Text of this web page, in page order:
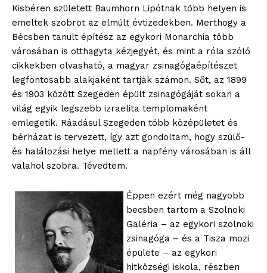
Kisbéren született Baumhorn Lipótnak több helyen is
emeltek szobrot az elmúlt évtizedekben. Merthogy a
Bécsben tanult építész az egykori Monarchia több
városában is otthagyta kézjegyét, és mint a róla szóló
cikkekben olvasható, a magyar zsinagógaépítészet
legfontosabb alakjaként tartják számon. Sőt, az 1899
és 1903 között Szegeden épült zsinagógáját sokan a
világ egyik legszebb izraelita templomaként
emlegetik. Ráadásul Szegeden több középületet és
bérházat is tervezett, így azt gondoltam, hogy szülő-
és halálozási helye mellett a napfény városában is áll
valahol szobra. Tévedtem.
Éppen ezért még nagyobb
becsben tartom a Szolnoki
Galéria – az egykori szolnoki
zsinagóga – és a Tisza mozi
épülete – az egykori
hitközségi iskola, részben